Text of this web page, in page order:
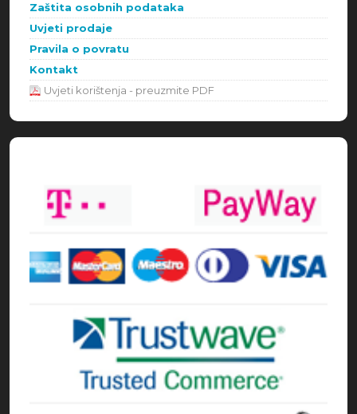
Zaštita osobnih podataka
Uvjeti prodaje
Pravila o povratu
Kontakt
Uvjeti korištenja - preuzmite PDF